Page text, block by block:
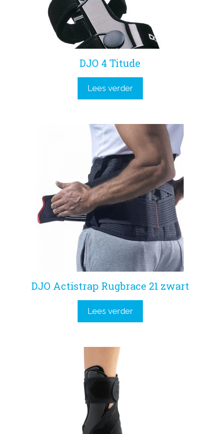
DJO 4 Titude
Lees verder
DJO Actistrap Rugbrace 21 zwart
Lees verder